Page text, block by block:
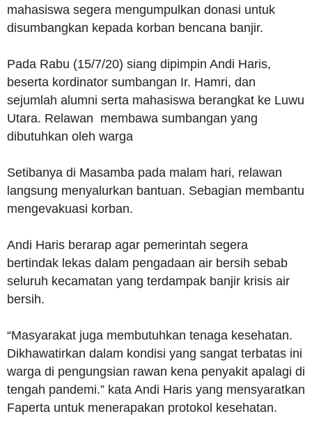
mahasiswa segera mengumpulkan donasi untuk
disumbangkan kepada korban bencana banjir.
Pada Rabu (15/7/20) siang dipimpin Andi Haris,
beserta kordinator sumbangan Ir. Hamri, dan
sejumlah alumni serta mahasiswa berangkat ke Luwu
Utara. Relawan membawa sumbangan yang
dibutuhkan oleh warga
Setibanya di Masamba pada malam hari, relawan
langsung menyalurkan bantuan. Sebagian membantu
mengevakuasi korban.
Andi Haris berarap agar pemerintah segera
bertindak lekas dalam pengadaan air bersih sebab
seluruh kecamatan yang terdampak banjir krisis air
bersih.
“Masyarakat juga membutuhkan tenaga kesehatan.
Dikhawatirkan dalam kondisi yang sangat terbatas ini
warga di pengungsian rawan kena penyakit apalagi di
tengah pandemi.” kata Andi Haris yang mensyaratkan
Faperta untuk menerapakan protokol kesehatan.